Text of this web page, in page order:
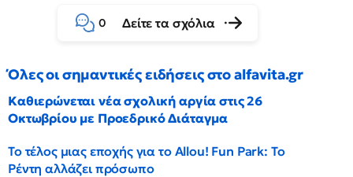
0 Δείτε τα σχόλια
Όλες οι σημαντικές ειδήσεις στο alfavita.gr
Καθιερώνεται νέα σχολική αργία στις 26
Οκτωβρίου με Προεδρικό Διάταγμα
Το τέλος μιας εποχής για το Allou! Fun Park: Το
Ρέντη αλλάζει πρόσωπο